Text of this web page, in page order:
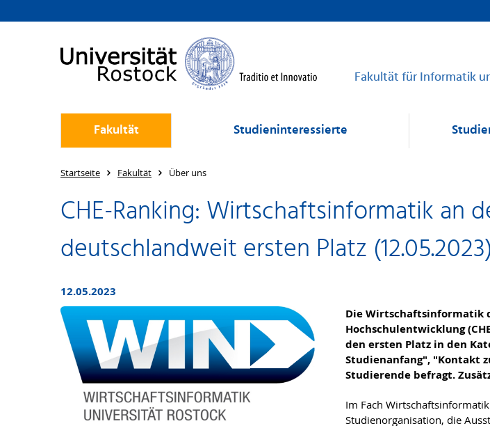
Fakultät für Informatik
Fakultät Studieninteressierte
Startseite Fakultät Über uns
CHE-Ranking: Wirtschaftsinformatik an
deutschlandweit ersten Platz (12.05.2023)
12.05.2023
Die Wirtschaftsinformatik
Hochschulentwicklung
den ersten Platz in den
Studienanfang", "Kontakt
Studierende befragt.
Im Fach
Studienorganisation, die